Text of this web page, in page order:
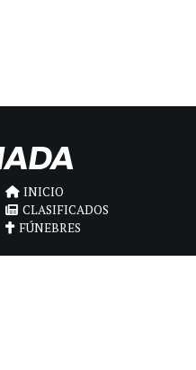
INICIO
CLASIFICADOS
FÚNEBRES